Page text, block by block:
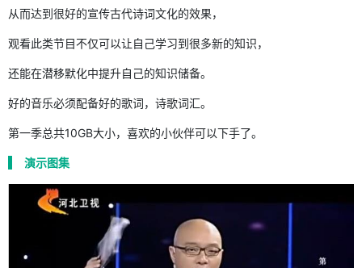
从而达到很好的宣传古代诗词文化的效果，
观看此类节目不仅可以让自己学习到很多新的知识，
还能在潜移默化中提升自己的知识储备。
好的音乐必须配备好的歌词，诗歌词汇。
第一季总共10GB大小，喜欢的小伙伴可以下手了。
演示图集